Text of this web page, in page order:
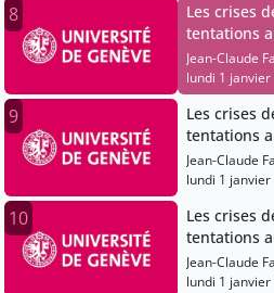
8
Les crises
tentations
Jean-Claude
lundi 1
9
Les crises
tentations
Jean-Claude
lundi 1
10
Les crises
tentations
Jean-Claude
lundi 1